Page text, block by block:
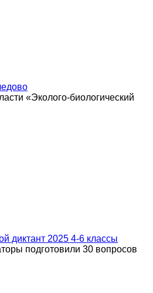
«Эколого-биологический
диктант 2025 4-6 классы
подготовили 30 вопросов